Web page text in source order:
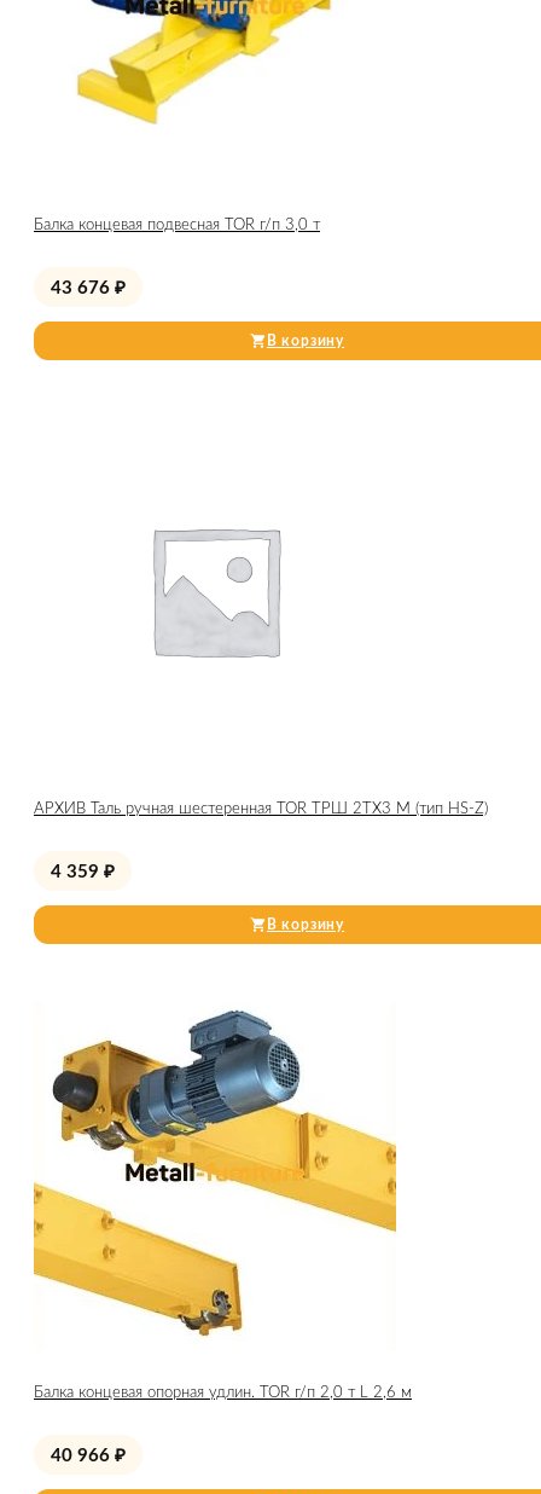
Балка концевая подвесная TOR г/п 3,0 т
43 676 ₽
В корзину
АРХИВ Таль ручная шестеренная TOR ТРШ 2ТХ3 М (тип HS-Z)
4 359 ₽
В корзину
Балка концевая опорная удлин. TOR г/п 2,0 т L 2,6 м
40 966 ₽